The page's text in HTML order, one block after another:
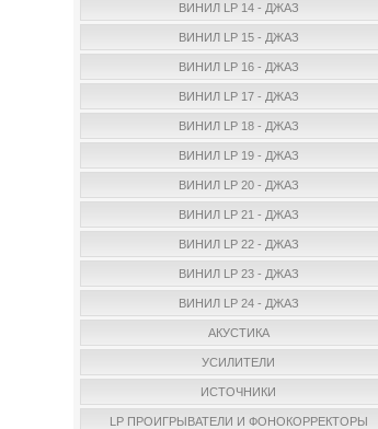
ВИНИЛ LP 14 - ДЖАЗ
ВИНИЛ LP 15 - ДЖАЗ
ВИНИЛ LP 16 - ДЖАЗ
ВИНИЛ LP 17 - ДЖАЗ
ВИНИЛ LP 18 - ДЖАЗ
ВИНИЛ LP 19 - ДЖАЗ
ВИНИЛ LP 20 - ДЖАЗ
ВИНИЛ LP 21 - ДЖАЗ
ВИНИЛ LP 22 - ДЖАЗ
ВИНИЛ LP 23 - ДЖАЗ
ВИНИЛ LP 24 - ДЖАЗ
АКУСТИКА
УСИЛИТЕЛИ
ИСТОЧНИКИ
LP ПРОИГРЫВАТЕЛИ И ФОНОКОРРЕКТОРЫ